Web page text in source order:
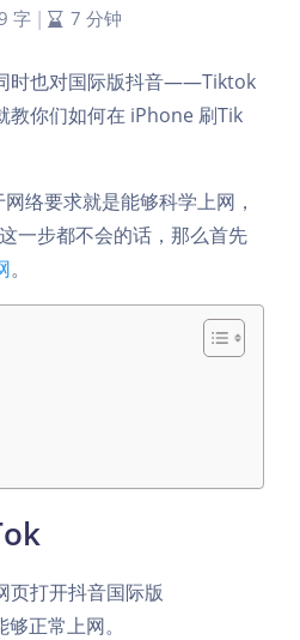
字 | 7 分钟
时也对国际版抖音——Tiktok
教你们如何在 iPhone 刷Tik
络要求就是能够科学上网，
一步都不会的话，那么首先
。
页打开抖音国际版
正常上网。